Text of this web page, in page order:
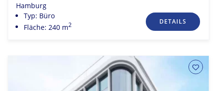
Hamburg
Typ: Büro
Fläche: 240 m2 DETAILS